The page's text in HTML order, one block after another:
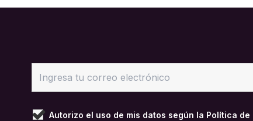
Autorizo el uso de mis datos según la Política de